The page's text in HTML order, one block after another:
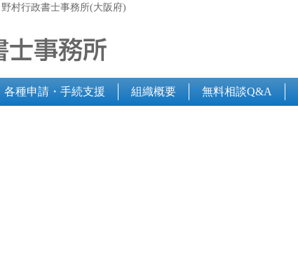
村行政書士事務所(大阪府)
各種申請・手続支援 組織概要 無料相談Q&A